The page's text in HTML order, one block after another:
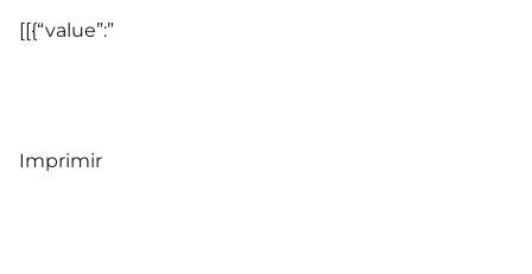
[[{“value”:”
Imprimir